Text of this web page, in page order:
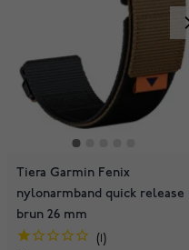
Tiera Garmin Fenix
nylonarmband quick release
brun 26 mm